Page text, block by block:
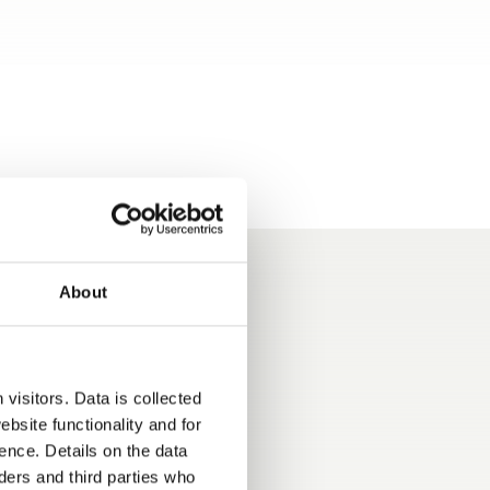
About
visitors. Data is collected
functionality and for
Details on the data
and third parties who
–
store
Kom trygt frem, reis
avslappet – med